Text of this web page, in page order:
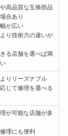
や高品質な互換部品
合あり
が広い
より技術力の違いが
きる店舗を選べば満
よりリーズナブル
応じて修理を選べる
理が可能な店舗が多
理にも便利